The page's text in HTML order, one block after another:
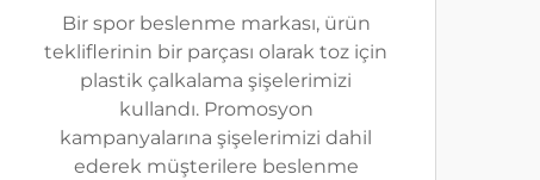
Bir spor beslenme markası, ürün
tekliflerinin bir parçası olarak toz için
plastik çalkalama şişelerimizi
kullandı. Promosyon
kampanyalarına şişelerimizi dahil
ederek müşterilere beslenme